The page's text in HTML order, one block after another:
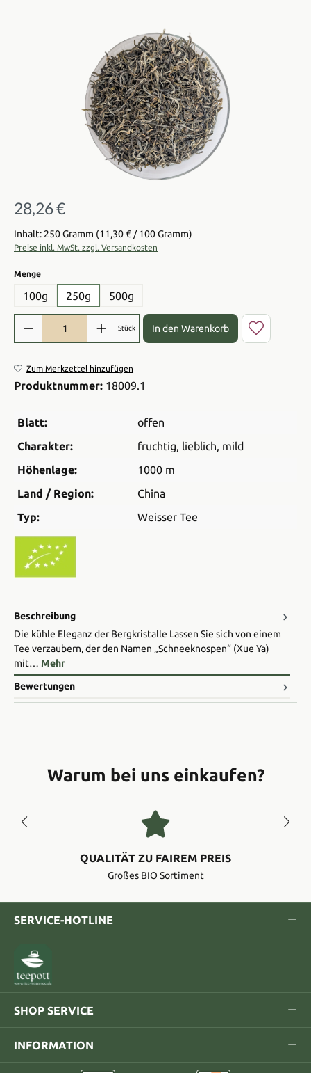
Bildergalerie überspringen
Regulärer Preis:
28,26 €
Inhalt: 250 Gramm (11,30 € / 100 Gramm)
Preise inkl. MwSt. zzgl. Versandkosten
Mengeauswählen
100g 250g 500g
Produkt Anzahl: Gib den gewünschten Wert ein oder benutze die
Stück In den Warenkorb
Zum Merkzettel hinzufügen
Produktnummer: 18009.1
Blatt:
offen
Charakter:
fruchtig, lieblich, mild
Höhenlage:
1000 m
Land / Region:
China
Typ:
Weisser Tee
Beschreibung
Die kühle Eleganz der Bergkristalle Lassen Sie sich von einem
Tee verzaubern, der den Namen „Schneeknospen“ (Xue Ya)
mit… Mehr
Bewertungen
Warum bei uns einkaufen?
QUALITÄT ZU FAIREM PREIS
Großes BIO Sortiment
SERVICE-HOTLINE
SHOP SERVICE
INFORMATION